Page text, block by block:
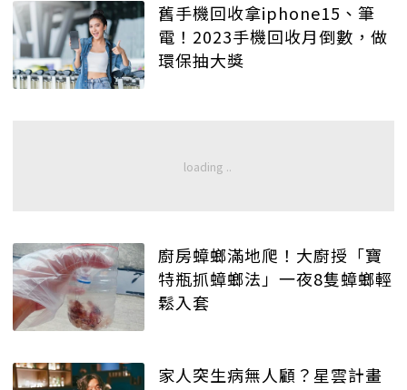
舊手機回收拿iphone15、筆
電！2023手機回收月倒數，做
環保抽大獎
廚房蟑螂滿地爬！大廚授「寶
特瓶抓蟑螂法」一夜8隻蟑螂輕
鬆入套
家人突生病無人顧？星雲計畫